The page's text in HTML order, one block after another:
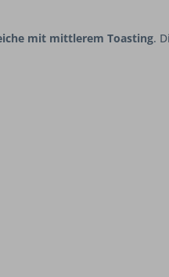
mit mittlerem Toasting.